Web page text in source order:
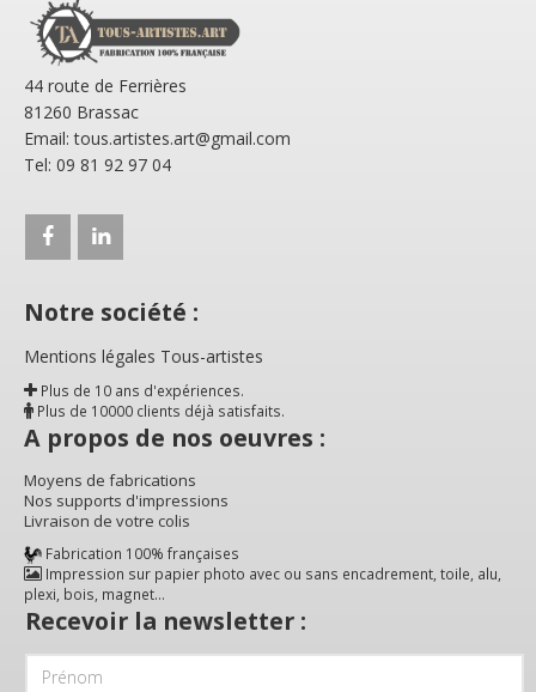
44 route de Ferrières
81260 Brassac
Email: tous.artistes.art@gmail.com
Tel: 09 81 92 97 04
Notre société :
Mentions légales Tous-artistes
Plus de 10 ans d'expériences.
Plus de 10000 clients déjà satisfaits.
A propos de nos oeuvres :
Moyens de fabrications
Nos supports d'impressions
Livraison de votre colis
Fabrication 100% françaises
Impression sur papier photo avec ou sans encadrement, toile, alu,
plexi, bois, magnet...
Recevoir la newsletter :